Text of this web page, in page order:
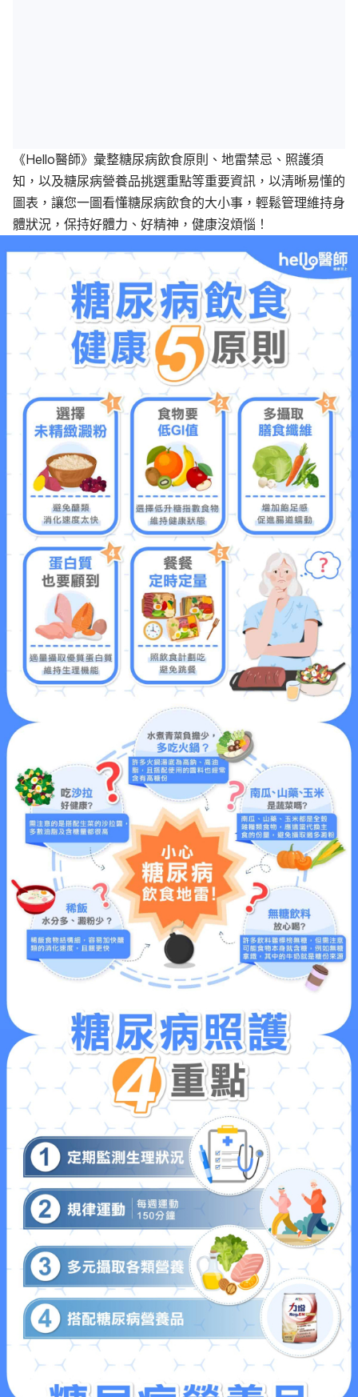
《Hello醫師》彙整糖尿病飲食原則、地雷禁忌、照護須
知，以及糖尿病營養品挑選重點等重要資訊，以清晰易懂的
圖表，讓您一圖看懂糖尿病飲食的大小事，輕鬆管理維持身
體狀況，保持好體力、好精神，健康沒煩惱！